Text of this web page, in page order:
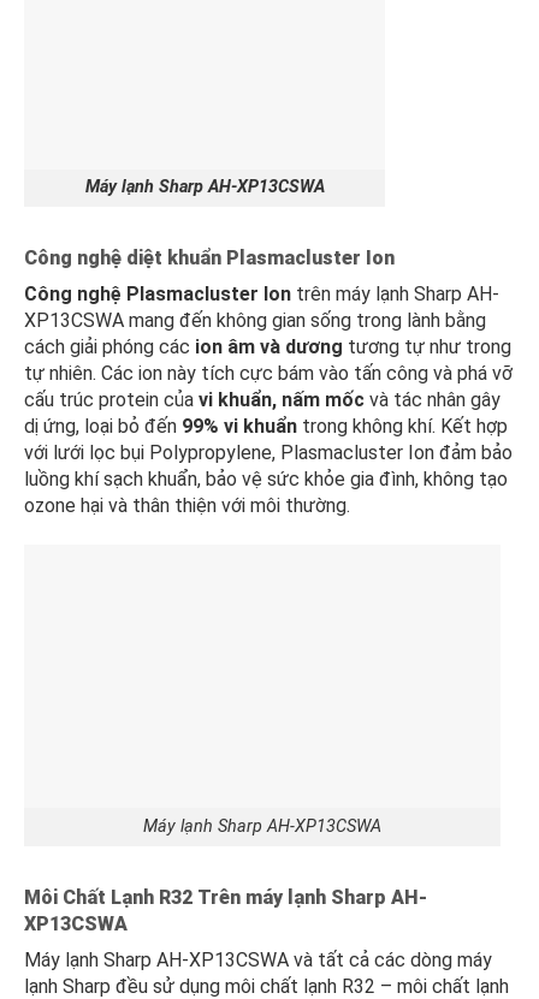
Máy lạnh Sharp AH-XP13CSWA
Công nghệ diệt khuẩn Plasmacluster Ion
Công nghệ Plasmacluster Ion trên máy lạnh Sharp AH-
XP13CSWA mang đến không gian sống trong lành bằng
cách giải phóng các ion âm và dương tương tự như trong
tự nhiên. Các ion này tích cực bám vào tấn công và phá vỡ
cấu trúc protein của vi khuẩn, nấm mốc và tác nhân gây
dị ứng, loại bỏ đến 99% vi khuẩn trong không khí. Kết hợp
với lưới lọc bụi Polypropylene, Plasmacluster Ion đảm bảo
luồng khí sạch khuẩn, bảo vệ sức khỏe gia đình, không tạo
ozone hại và thân thiện với môi thường.
Máy lạnh Sharp AH-XP13CSWA
Môi Chất Lạnh R32 Trên máy lạnh Sharp AH-
XP13CSWA
Máy lạnh Sharp AH-XP13CSWA và tất cả các dòng máy
lạnh Sharp đều sử dụng môi chất lạnh R32 – môi chất lạnh